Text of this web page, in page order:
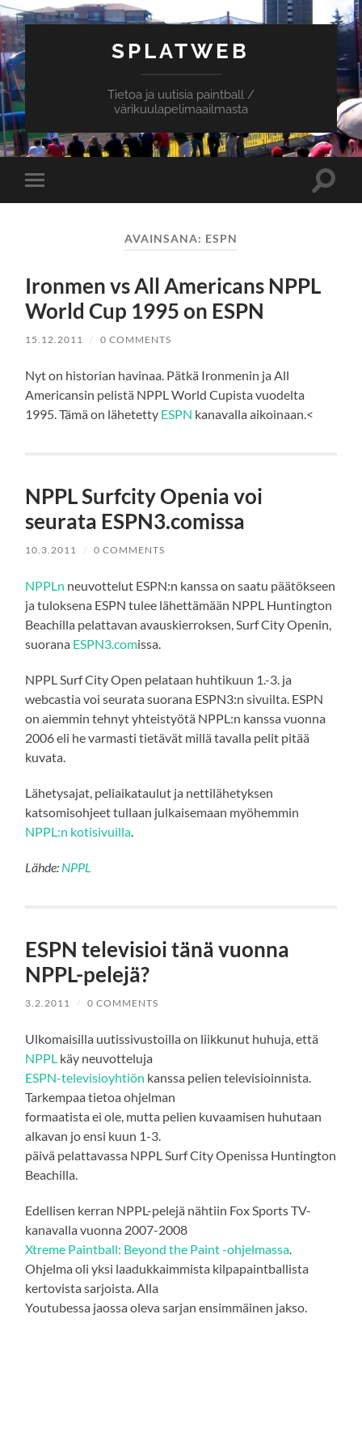
SPLATWEB
Tietoa ja uutisia paintball /
värikuulapelimaailmasta
Toggle
mobile
Toggle
AVAINSANA: ESPN
Ironmen vs All Americans NPPL
World Cup 1995 on ESPN
15.12.2011 / 0 COMMENTS
Nyt on historian havinaa. Pätkä Ironmenin ja All
Americansin pelistä NPPL World Cupista vuodelta
1995. Tämä on lähetetty ESPN kanavalla aikoinaan.<
NPPL Surfcity Openia voi
seurata ESPN3.comissa
10.3.2011 / 0 COMMENTS
NPPLn neuvottelut ESPN:n kanssa on saatu päätökseen
ja tuloksena ESPN tulee lähettämään NPPL Huntington
Beachilla pelattavan avauskierroksen, Surf City Openin,
suorana ESPN3.comissa.
NPPL Surf City Open pelataan huhtikuun 1.-3. ja
webcastia voi seurata suorana ESPN3:n sivuilta. ESPN
on aiemmin tehnyt yhteistyötä NPPL:n kanssa vuonna
2006 eli he varmasti tietävät millä tavalla pelit pitää
kuvata.
Lähetysajat, peliaikataulut ja nettilähetyksen
katsomisohjeet tullaan julkaisemaan myöhemmin
NPPL:n kotisivuilla.
Lähde: NPPL
ESPN televisioi tänä vuonna
NPPL-pelejä?
3.2.2011 / 0 COMMENTS
Ulkomaisilla uutissivustoilla on liikkunut huhuja, että
NPPL käy neuvotteluja
ESPN-televisioyhtiön kanssa pelien televisioinnista.
Tarkempaa tietoa ohjelman
formaatista ei ole, mutta pelien kuvaamisen huhutaan
alkavan jo ensi kuun 1-3.
päivä pelattavassa NPPL Surf City Openissa Huntington
Beachilla.
Edellisen kerran NPPL-pelejä nähtiin Fox Sports TV-
kanavalla vuonna 2007-2008
Xtreme Paintball: Beyond the Paint -ohjelmassa.
Ohjelma oli yksi laadukkaimmista kilpapaintballista
kertovista sarjoista. Alla
Youtubessa jaossa oleva sarjan ensimmäinen jakso.